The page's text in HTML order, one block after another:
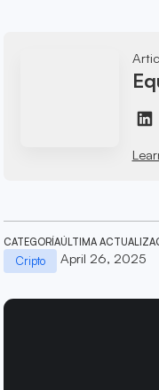
CATEGORÍA
Cripto
ÚLTIMA
April 26, 2025